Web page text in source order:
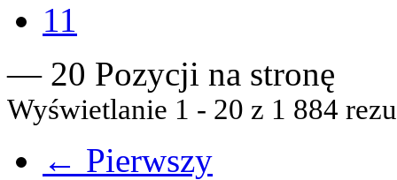
11
— 20 Pozycji na stronę
Wyświetlanie 1 - 20 z 1 884
← Pierwszy